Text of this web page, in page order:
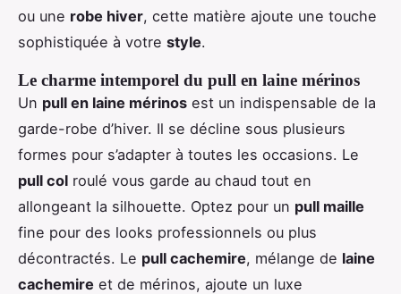
ou une robe hiver, cette matière ajoute une touche
sophistiquée à votre style.
Le charme intemporel du pull en laine mérinos
Un pull en laine mérinos est un indispensable de la
garde-robe d’hiver. Il se décline sous plusieurs
formes pour s’adapter à toutes les occasions. Le
pull col roulé vous garde au chaud tout en
allongeant la silhouette. Optez pour un pull maille
fine pour des looks professionnels ou plus
décontractés. Le pull cachemire, mélange de laine
cachemire et de mérinos, ajoute un luxe